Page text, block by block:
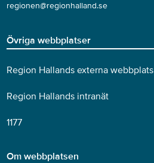
regionen@regionhalland.se
Övriga webbplatser
Region Hallands externa webbplats
Region Hallands intranät
1177
Om webbplatsen